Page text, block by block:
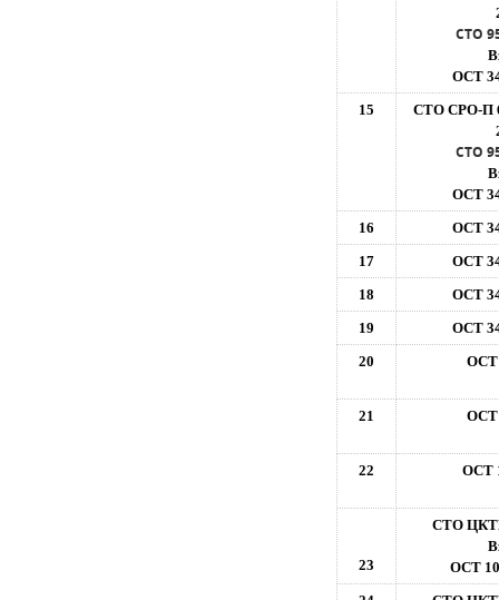
СТО
ОСТ
15
СТО СРО-П
СТО
ОСТ
16
ОСТ
17
ОСТ
18
ОСТ
19
ОСТ
20
ОСТ
21 ОСТ
22 ОСТ
23
СТО
ОСТ